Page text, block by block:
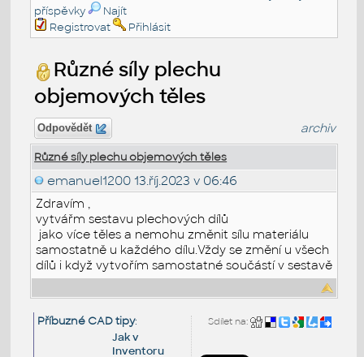
příspěvky
Najít
Registrovat
Přihlásit
Různé síly plechu
objemových těles
Odpovědět archiv
Různé síly plechu objemových těles
emanuel1200 13.říj.2023 v 06:46
Zdravím ,
vytvářm sestavu plechových dílů
jako více těles a nemohu změnit sílu materiálu
samostatně u každého dílu.Vždy se změní u všech
dílů i když vytvořím samostatné součástí v sestavě
Sdílet na:
Příbuzné CAD tipy:
Jak v
Inventoru